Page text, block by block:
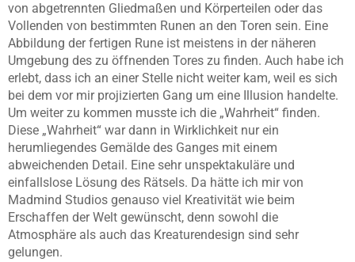
von abgetrennten Gliedmaßen und Körperteilen oder das
Vollenden von bestimmten Runen an den Toren sein. Eine
Abbildung der fertigen Rune ist meistens in der näheren
Umgebung des zu öffnenden Tores zu finden. Auch habe ich
erlebt, dass ich an einer Stelle nicht weiter kam, weil es sich
bei dem vor mir projizierten Gang um eine Illusion handelte.
Um weiter zu kommen musste ich die „Wahrheit“ finden.
Diese „Wahrheit“ war dann in Wirklichkeit nur ein
herumliegendes Gemälde des Ganges mit einem
abweichenden Detail. Eine sehr unspektakuläre und
einfallslose Lösung des Rätsels. Da hätte ich mir von
Madmind Studios genauso viel Kreativität wie beim
Erschaffen der Welt gewünscht, denn sowohl die
Atmosphäre als auch das Kreaturendesign sind sehr
gelungen.